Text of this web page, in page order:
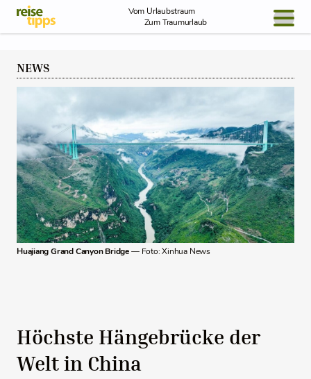
Skip to Content
Vom Urlaubstraum
Zum Traumurlaub
REISEIDEEN
NEWS
Huajiang Grand Canyon Bridge— Foto: Xinhua News
Höchste Hängebrücke der
Welt in China